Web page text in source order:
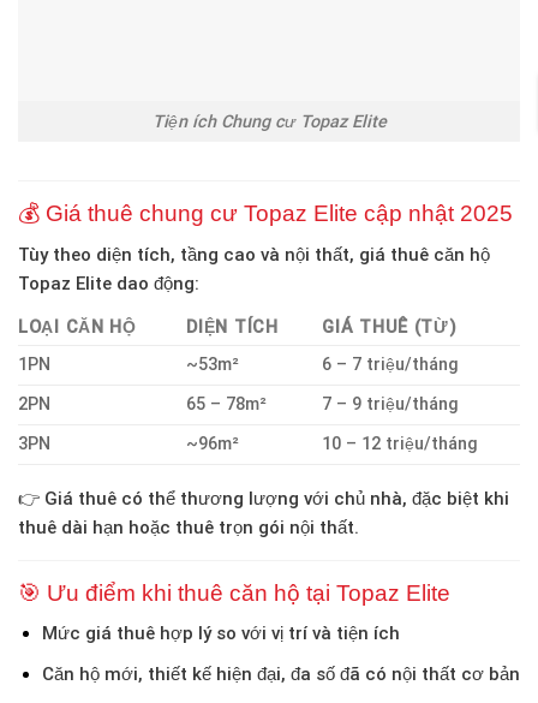
Tiện ích Chung cư Topaz Elite
💰 Giá thuê chung cư Topaz Elite cập nhật 2025
Tùy theo diện tích, tầng cao và nội thất, giá thuê căn hộ
Topaz Elite dao động:
LOẠI CĂN HỘ DIỆN TÍCH
GIÁ THUÊ (TỪ)
1PN
~53m²
6 – 7 triệu/tháng
2PN
65 – 78m²
7 – 9 triệu/tháng
3PN
~96m² 10 – 12 triệu/tháng
👉 Giá thuê có thể thương lượng với chủ nhà, đặc biệt khi
thuê dài hạn hoặc thuê trọn gói nội thất.
🎯 Ưu điểm khi thuê căn hộ tại Topaz Elite
Mức giá thuê hợp lýso với vị trí và tiện ích
Căn hộ mới, thiết kế hiện đại, đa số đã có nội thất cơ bản